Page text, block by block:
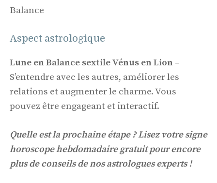
Balance
Aspect astrologique
Lune en Balance sextile Vénus en Lion –
S’entendre avec les autres, améliorer les
relations et augmenter le charme. Vous
pouvez être engageant et interactif.
Quelle est la prochaine étape ? Lisez votre signe
horoscope hebdomadaire gratuitpour encore
plus de conseils de nos astrologues experts !